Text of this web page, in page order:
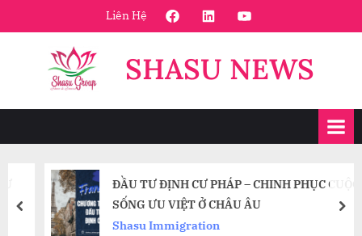
to
Liên Hệ FaceBookLinkedinYoutube
SHASU NEWS
ĐẦU TƯ ĐỊNH CƯ PHÁP – CHINH PHỤC CUỘC
SỐNG ƯU VIỆT Ở CHÂU ÂU
Shasu Immigration
prev